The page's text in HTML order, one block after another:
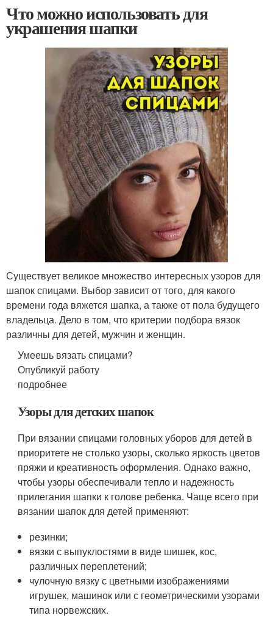
Что можно использовать для
украшения шапки
Существует великое множество интересных узоров для
шапок спицами. Выбор зависит от того, для какого
времени года вяжется шапка, а также от пола будущего
владельца. Дело в том, что критерии подбора вязок
различны для детей, мужчин и женщин.
Умеешь вязать спицами?
Опубликуй работу
подробнее
Узоры для детских шапок
При вязании спицами головных уборов для детей в
приоритете не столько узоры, сколько яркость цветов
пряжи и креативность оформления. Однако важно,
чтобы узоры обеспечивали тепло и надежность
прилегания шапки к голове ребенка. Чаще всего при
вязании шапок для детей применяют:
резинки;
вязки с выпуклостями в виде шишек, кос,
различных переплетений;
чулочную вязку с цветными изображениями
игрушек, машинок или с геометрическими узорами
типа норвежских.